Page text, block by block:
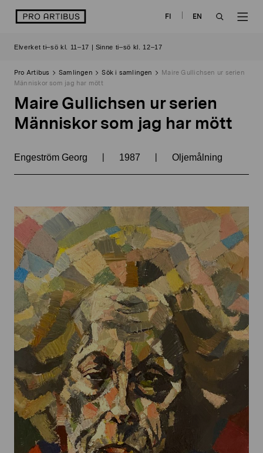
logo FI
EN
Elverket ti–sö kl. 11–17 | Sinne ti–sö kl. 12–17
Pro Artibus Samlingen Sök i samlingen
Maire Gullichsen ur serien
Människor som jag har mött
Maire Gullichsen ur serien
Människor som jag har mött
Engeström Georg | 1987 | Oljemålning